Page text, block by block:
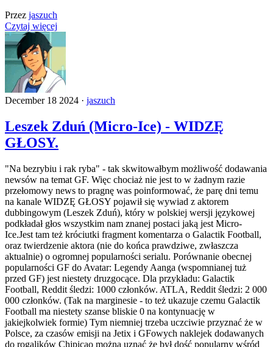
Przez jaszuch
Czytaj więcej
December 18 2024 · jaszuch
Leszek Zduń (Micro-Ice) - WIDZĘ
GŁOSY.
"Na bezrybiu i rak ryba" - tak skwitowałbym możliwość dodawania
newsów na temat GF. Więc chociaż nie jest to w żadnym razie
przełomowy news to pragnę was poinformować, że parę dni temu
na kanale WIDZĘ GŁOSY pojawił się wywiad z aktorem
dubbingowym (Leszek Zduń), który w polskiej wersji językowej
podkładał głos wszystkim nam znanej postaci jaką jest Micro-
Ice.Jest tam też króciutki fragment komentarza o Galactik Football,
oraz twierdzenie aktora (nie do końca prawdziwe, zwłaszcza
aktualnie) o ogromnej popularności serialu. Porównanie obecnej
popularności GF do Avatar: Legendy Aanga (wspomnianej tuż
przed GF) jest niestety druzgocące. Dla przykładu: Galactik
Football, Reddit śledzi: 1000 członków. ATLA, Reddit śledzi: 2 000
000 członków. (Tak na marginesie - to też ukazuje czemu Galactik
Football ma niestety szanse bliskie 0 na kontynuację w
jakiejkolwiek formie) Tym niemniej trzeba uczciwie przyznać że w
Polsce, za czasów emisji na Jetix i GFowych naklejek dodawanych
do rogalików Chipicao można uznać że był dość popularny wśród